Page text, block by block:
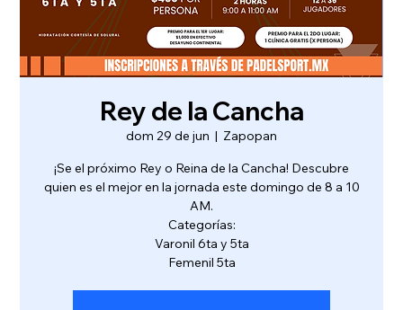
Rey de la Cancha
dom 29 de jun
  |
Zapopan
¡Se el próximo Rey o Reina de la Cancha! Descubre
quien es el mejor en la jornada este domingo de 8 a 10
AM.
Categorías:
Varonil 6ta y 5ta
Femenil 5ta